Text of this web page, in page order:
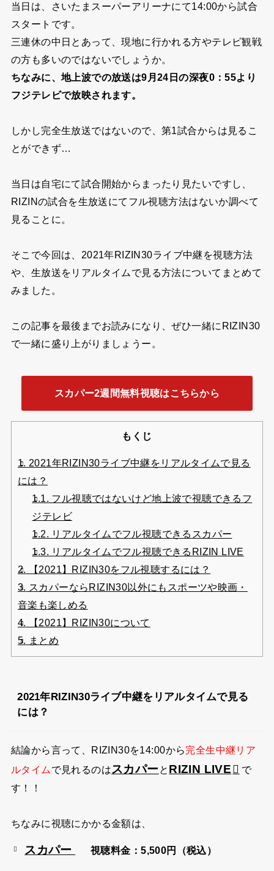
当日は、さいたまスーパーアリーナにて14:00から試合
スタートです。
三連休の中日とあって、現地に行かれる方やテレビ観戦
の方も多いのではないでしょうか。
ちなみに、地上波での放送は9月24日の深夜0：55より
フジテレビで放映されます。
しかし完全生放送ではないので、第1試合からは見るこ
とができず…
当日は自宅にて試合開始からまったり見たいですし、
RIZINの試合を生放送にてフル視聴方法はないか調べて
見ることに。
そこで今回は、2021年RIZIN30ライブ中継を視聴方法
や、生放送をリアルタイムで見る方法についてまとめて
みました。
この記事を最後までお読みになり、ぜひ一緒にRIZIN30
で一緒に盛り上がりましょうー。
スカパー2週間無料視聴はこちらから
もくじ
1. 2021年RIZIN30ライブ中継をリアルタイムで見る
には？
1.1. フル視聴ではないけど地上波で視聴できるフ
ジテレビ
1.2. リアルタイムでフル視聴できるスカパー
1.3. リアルタイムでフル視聴できるRIZIN LIVE
2.
【2021】RIZIN30をフル視聴するには？
3. スカパーならRIZIN30以外にもスポーツや映画・
音楽も楽しめる
4.
【2021】RIZIN30について
5. まとめ
2021年RIZIN30ライブ中継をリアルタイムで見る
には？
結論から言って、RIZIN30を14:00から完全生中継リア
ルタイム で見れるのはスカパー と RIZIN LIVE
で
す ！！
ちなみに視聴にかかる金額は、
スカパー 視聴料金：5,500円（税込）